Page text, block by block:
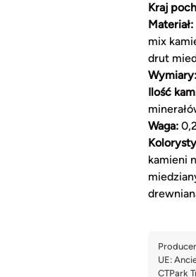
Kraj
Materiał:
mix
drut
Wymiary:
Ilość
Waga:
kamieni